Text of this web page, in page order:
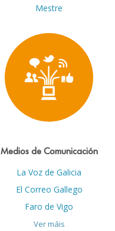
Mestre
Medios de Comunicación
La Voz de Galicia
El Correo Gallego
Faro de Vigo
Ver máis